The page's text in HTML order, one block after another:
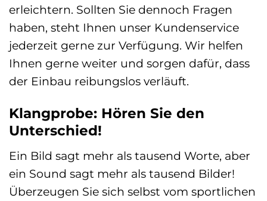
erleichtern. Sollten Sie dennoch Fragen
haben, steht Ihnen unser Kundenservice
jederzeit gerne zur Verfügung. Wir helfen
Ihnen gerne weiter und sorgen dafür, dass
der Einbau reibungslos verläuft.
Klangprobe: Hören Sie den
Unterschied!
Ein Bild sagt mehr als tausend Worte, aber
ein Sound sagt mehr als tausend Bilder!
Überzeugen Sie sich selbst vom sportlichen